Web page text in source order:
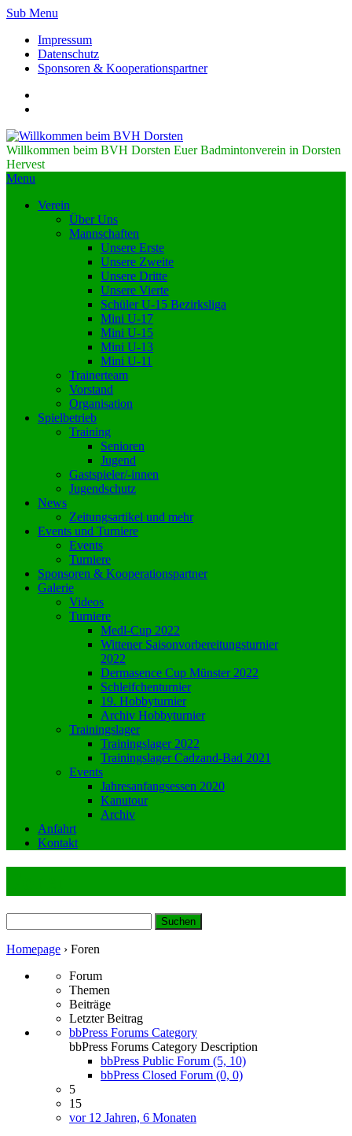
Sub Menu
Impressum
Datenschutz
Sponsoren & Kooperationspartner
Willkommen beim BVH Dorsten Euer Badmintonverein in Dorsten
Hervest
Menu
Verein
Über Uns
Mannschaften
Unsere Erste
Unsere Zweite
Unsere Dritte
Unsere Vierte
Schüler U-15 Bezirksliga
Mini U-17
Mini U-15
Mini U-13
Mini U-11
Trainerteam
Vorstand
Organisation
Spielbetrieb
Training
Senioren
Jugend
Gastspieler/-innen
Jugendschutz
News
Zeitungsartikel und mehr
Events und Turniere
Events
Turniere
Sponsoren & Kooperationspartner
Galerie
Videos
Turniere
Medl-Cup 2022
Wittener Saisonvorbereitungsturnier
2022
Dermasence Cup Münster 2022
Schleifchenturnier
19. Hobbyturnier
Archiv Hobbyturnier
Trainingslager
Trainingslager 2022
Trainingslager Cadzand-Bad 2021
Events
Jahresanfangsessen 2020
Kanutour
Archiv
Anfahrt
Kontakt
nach:
Homepage › Foren
Forum
Themen
Beiträge
Letzter Beitrag
bbPress Forums Category
bbPress Forums Category Description
bbPress Public Forum (5, 10)
bbPress Closed Forum (0, 0)
5
15
vor 12 Jahren, 6 Monaten